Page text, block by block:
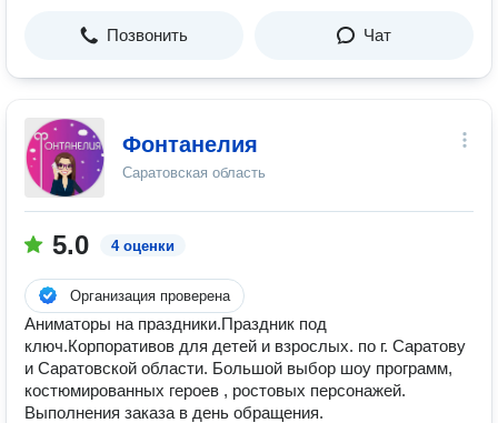
Позвонить Чат
Фонтанелия
Саратовская область
5.0 4 оценки
Организация проверена
Аниматоры на праздники.Праздник под
ключ.Корпоративов для детей и взрослых. по г. Саратову
и Саратовской области. Большой выбор шоу программ,
костюмированных героев , ростовых персонажей.
Выполнения заказа в день обращения.